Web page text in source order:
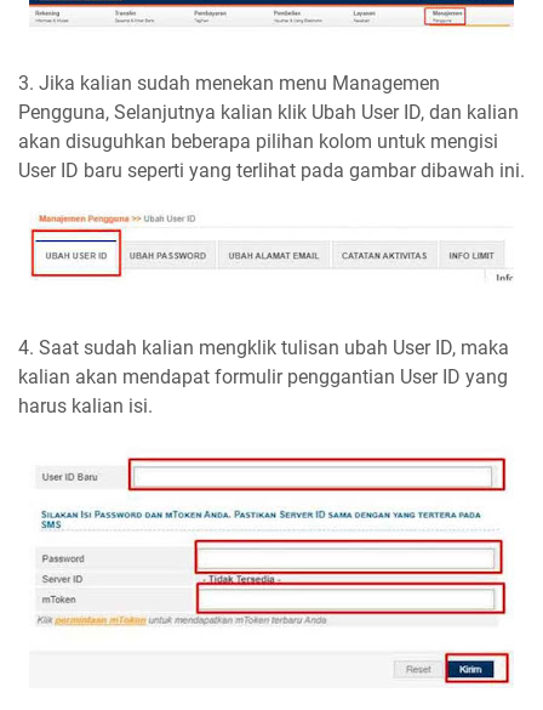
3. Jika kalian sudah menekan menu Managemen
Pengguna, Selanjutnya kalian klik Ubah User ID, dan kalian
akan disuguhkan beberapa pilihan kolom untuk mengisi
User ID baru seperti yang terlihat pada gambar dibawah ini.
4. Saat sudah kalian mengklik tulisan ubah User ID, maka
kalian akan mendapat formulir penggantian User ID yang
harus kalian isi.